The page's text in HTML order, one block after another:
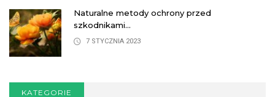
Naturalne metody ochrony przed
szkodnikami...
7 STYCZNIA 2023
KATEGORIE